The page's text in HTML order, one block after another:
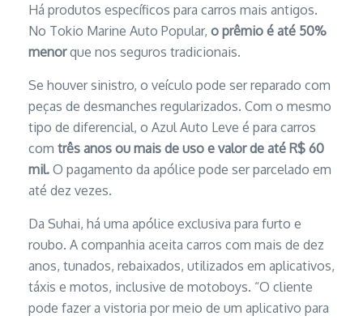
Há produtos específicos para carros mais antigos.
No Tokio Marine Auto Popular, o prêmio é até 50%
menorque nos seguros tradicionais.
Se houver sinistro, o veículo pode ser reparado com
peças de desmanches regularizados. Com o mesmo
tipo de diferencial, o Azul Auto Leve é para carros
com três anos ou mais de uso e valor de até R$ 60
mil. O pagamento da apólice pode ser parcelado em
até dez vezes.
Da Suhai, há uma apólice exclusiva para furto e
roubo. A companhia aceita carros com mais de dez
anos, tunados, rebaixados, utilizados em aplicativos,
táxis e motos, inclusive de motoboys. “O cliente
pode fazer a vistoria por meio de um aplicativo para